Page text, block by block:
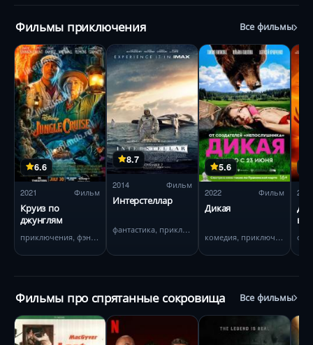
Фильмы приключения Все фильмы
6.6
2021 Фильм
Круиз по
джунглям
8.7
2014 Фильм
Интерстеллар
5.6
2022 Фильм
Дикая
2024
Фильмы про спрятанные сокровища Все фильмы